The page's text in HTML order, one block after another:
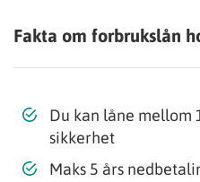
Fakta om forbrukslån
Du kan låne mellom
sikkerhet
Maks 5 års